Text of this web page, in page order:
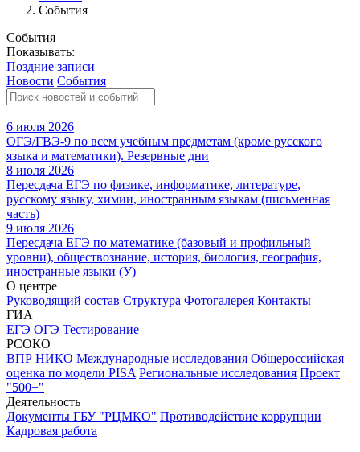
События
События
Показывать:
Поздние записи
Новости События
6 июля 2026
ОГЭ/ГВЭ-9 по всем учебным предметам (кроме русского
языка и математики). Резервные дни
8 июля 2026
Пересдача ЕГЭ по физике, информатике, литературе,
русскому языку, химии, иностранным языкам (письменная
часть)
9 июля 2026
Пересдача ЕГЭ по математике (базовый и профильный
уровни), обществознание, история, биология, география,
иностранные языки (У)
О центре
Руководящий состав Структура Фотогалерея Контакты
ГИА
ЕГЭ ОГЭ Тестирование
РСОКО
ВПР НИКО Международные исследования Общероссийская
оценка по модели PISA Региональные исследования Проект
"500+"
Деятельность
Документы ГБУ "РЦМКО" Противодействие коррупции
Кадровая работа